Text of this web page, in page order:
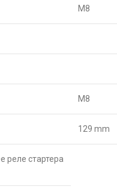
M8
M8
129 mm
реле стартера